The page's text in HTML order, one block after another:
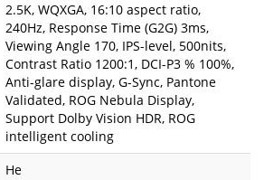
2.5K, WQXGA, 16:10 aspect ratio,
240Hz, Response Time (G2G) 3ms,
Viewing Angle 170, IPS-level, 500nits,
Contrast Ratio 1200:1, DCI-P3 % 100%,
Anti-glare display, G-Sync, Pantone
Validated, ROG Nebula Display,
Support Dolby Vision HDR, ROG
intelligent cooling
Не